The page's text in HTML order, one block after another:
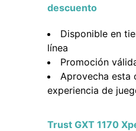
descuento
Disponible en
línea
Promoción
Aprovecha esta
experiencia de
Trust GXT 1170